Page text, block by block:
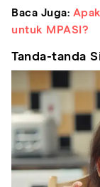
Baca Juga:
untuk MPASI?
Tanda-tanda